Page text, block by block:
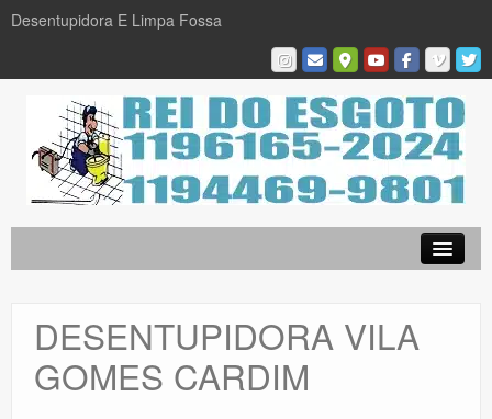
Desentupidora E Limpa Fossa
Limpa Fossa
Caça Vazamentos
DESENTUPIDORA VILA
GOMES CARDIM